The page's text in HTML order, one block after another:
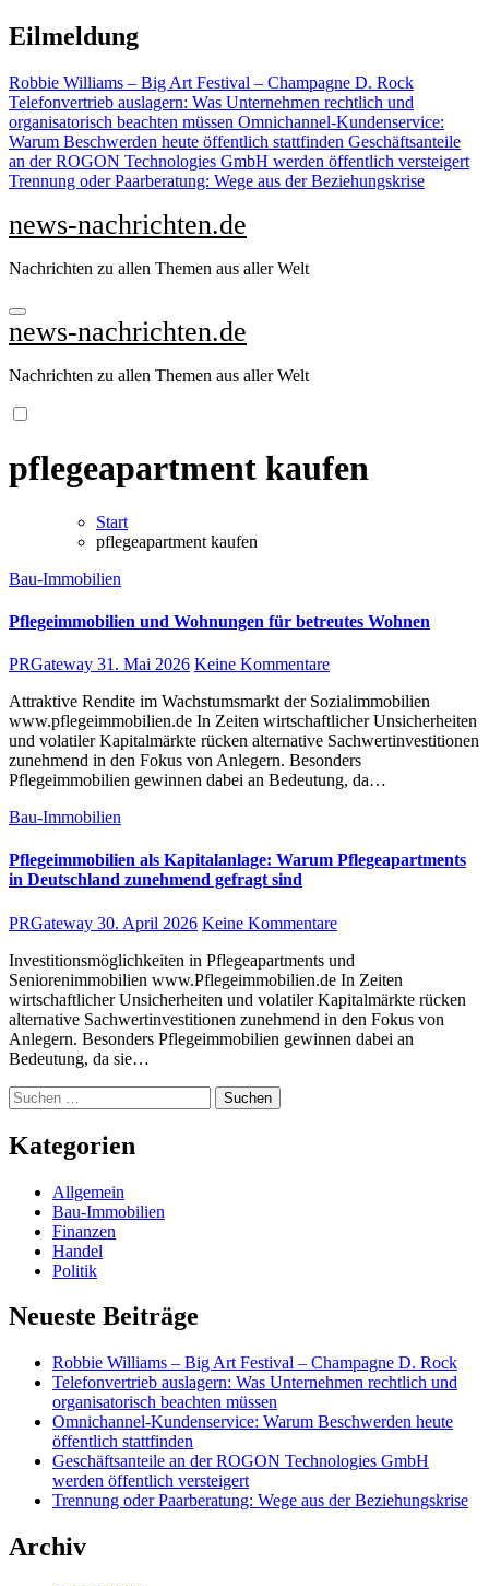
Zu
Inhalten
Eilmeldung
Robbie Williams – Big Art Festival – Champagne D. Rock
Telefonvertrieb auslagern: Was Unternehmen rechtlich und
organisatorisch beachten müssen Omnichannel-Kundenservice:
Warum Beschwerden heute öffentlich stattfinden Geschäftsanteile
an der ROGON Technologies GmbH werden öffentlich versteigert
Trennung oder Paarberatung: Wege aus der Beziehungskrise
news-nachrichten.de
Nachrichten zu allen Themen aus aller Welt
news-nachrichten.de
Nachrichten zu allen Themen aus aller Welt
pflegeapartment kaufen
Start
pflegeapartment kaufen
Bau-Immobilien
Pflegeimmobilien und Wohnungen für betreutes Wohnen
PRGateway 31. Mai 2026 Keine Kommentare
Attraktive Rendite im Wachstumsmarkt der Sozialimmobilien
www.pflegeimmobilien.de In Zeiten wirtschaftlicher Unsicherheiten
und volatiler Kapitalmärkte rücken alternative Sachwertinvestitionen
zunehmend in den Fokus von Anlegern. Besonders
Pflegeimmobilien gewinnen dabei an Bedeutung, da…
Bau-Immobilien
Pflegeimmobilien als Kapitalanlage: Warum Pflegeapartments
in Deutschland zunehmend gefragt sind
PRGateway 30. April 2026 Keine Kommentare
Investitionsmöglichkeiten in Pflegeapartments und
Seniorenimmobilien www.Pflegeimmobilien.de In Zeiten
wirtschaftlicher Unsicherheiten und volatiler Kapitalmärkte rücken
alternative Sachwertinvestitionen zunehmend in den Fokus von
Anlegern. Besonders Pflegeimmobilien gewinnen dabei an
Bedeutung, da sie…
Suchen
nach:
Kategorien
Allgemein
Bau-Immobilien
Finanzen
Handel
Politik
Neueste Beiträge
Robbie Williams – Big Art Festival – Champagne D. Rock
Telefonvertrieb auslagern: Was Unternehmen rechtlich und
organisatorisch beachten müssen
Omnichannel-Kundenservice: Warum Beschwerden heute
öffentlich stattfinden
Geschäftsanteile an der ROGON Technologies GmbH
werden öffentlich versteigert
Trennung oder Paarberatung: Wege aus der Beziehungskrise
Archiv